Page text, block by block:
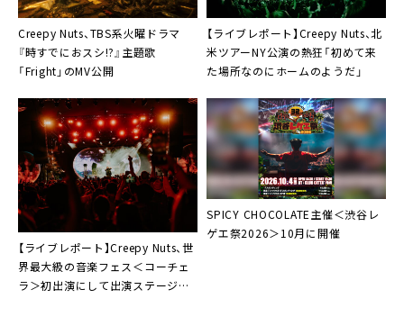
Creepy Nuts、TBS系火曜ドラマ
『時すでにおスシ!?』主題歌
「Fright」のMV公開
【ライブレポート】Creepy Nuts、北
米ツアーNY公演の熱狂「初めて来
た場所なのにホームのようだ」
【ライブレポート】Creepy Nuts、世
界最大級の音楽フェス＜コーチェ
ラ＞初出演にして出演ステージト
SPICY CHOCOLATE主催＜渋谷レ
ゲエ祭2026＞10月に開催